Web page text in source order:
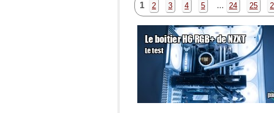
1 2 3 4 5 ... 24 25